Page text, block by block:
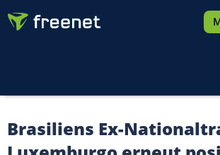
Brasiliens Ex-